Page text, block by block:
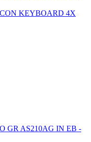
KEYBOARD 4X
GR AS210AG IN EB -